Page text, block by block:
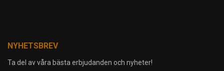
NYHETSBREV
Ta del av våra bästa erbjudanden och nyheter!